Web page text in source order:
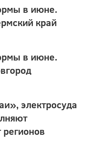
в июне.
край
в июне.
электросуда